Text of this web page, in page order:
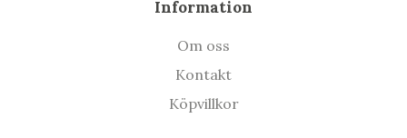
Information
Om oss
Kontakt
Köpvillkor